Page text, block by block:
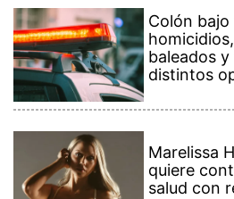
Colón
baleados
distintos
Marelissa
quiere
salud con